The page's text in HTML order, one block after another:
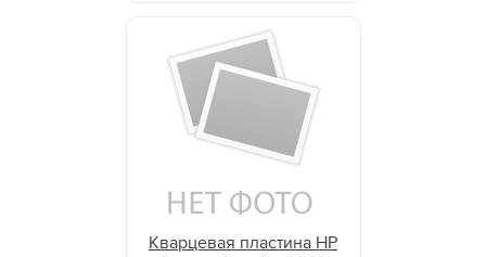
Кварцевая пластина HP